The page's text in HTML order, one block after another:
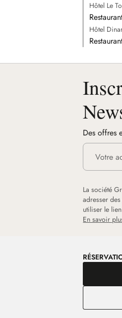
Hôtel Le
Hôtel
Des offres
La société
adresser
utiliser le
En savoir